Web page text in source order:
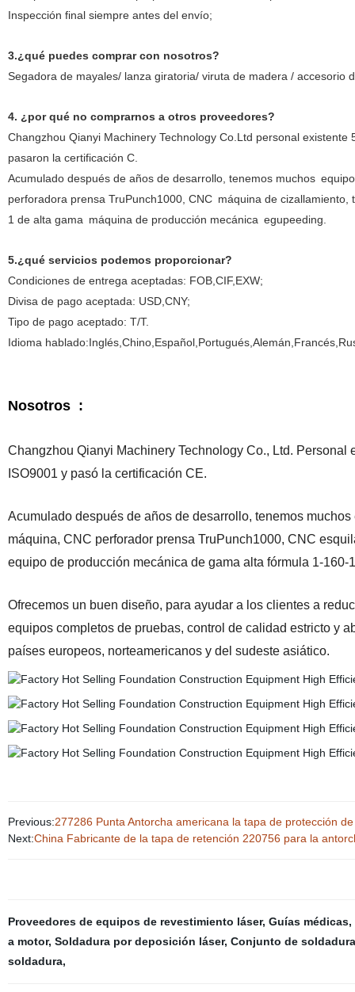
Inspección final siempre antes del envío;
3.¿qué puedes comprar con nosotros?
Segadora de mayales/ lanza giratoria/ viruta de madera / accesorio
4. ¿por qué no comprarnos a otros proveedores?
Changzhou Qianyi Machinery Technology Co.Ltd personal existente
pasaron la certificación C.
Acumulado después de años de desarrollo, tenemos muchos
perforadora prensa TruPunch1000, CNC máquina de cizallamiento,
1 de alta gama máquina de producción mecánica egupeeding.
5.¿qué servicios podemos proporcionar?
Condiciones de entrega aceptadas: FOB,CIF,EXW;
Divisa de pago aceptada: USD,CNY;
Tipo de pago aceptado: T/T.
Idioma
Nosotros :
Changzhou Qianyi Machinery Technology Co., Ltd.
ISO9001 y pasó la certificación CE.
Acumulado después de años de desarrollo, tenemos
máquina, CNC perforador prensa TruPunch1000, CNC
equipo de producción mecánica de gama alta fórmula 1-160-
Ofrecemos un buen diseño, para ayudar a los clientes a
equipos completos de pruebas, control de calidad estricto y
países europeos, norteamericanos y del sudeste asiático.
Previous:277286 Punta Antorcha americana la tapa de protección
Next:China Fabricante de la tapa de retención 220756 para la
Proveedores de equipos de revestimiento láser, Guías médicas,
a motor, Soldadura por deposición láser, Conjunto de
soldadura,